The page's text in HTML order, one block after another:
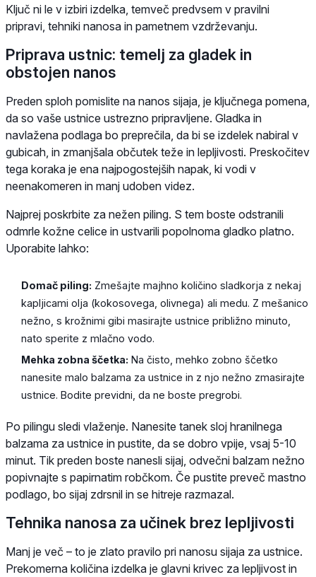
Ključ ni le v izbiri izdelka, temveč predvsem v pravilni
pripravi, tehniki nanosa in pametnem vzdrževanju.
Priprava ustnic: temelj za gladek in
obstojen nanos
Preden sploh pomislite na nanos sijaja, je ključnega pomena,
da so vaše ustnice ustrezno pripravljene. Gladka in
navlažena podlaga bo preprečila, da bi se izdelek nabiral v
gubicah, in zmanjšala občutek teže in lepljivosti. Preskočitev
tega koraka je ena najpogostejših napak, ki vodi v
neenakomeren in manj udoben videz.
Najprej poskrbite za nežen piling. S tem boste odstranili
odmrle kožne celice in ustvarili popolnoma gladko platno.
Uporabite lahko:
Domač piling: Zmešajte majhno količino sladkorja z nekaj
kapljicami olja (kokosovega, olivnega) ali medu. Z mešanico
nežno, s krožnimi gibi masirajte ustnice približno minuto,
nato sperite z mlačno vodo.
Mehka zobna ščetka: Na čisto, mehko zobno ščetko
nanesite malo balzama za ustnice in z njo nežno zmasirajte
ustnice. Bodite previdni, da ne boste pregrobi.
Po pilingu sledi vlaženje. Nanesite tanek sloj hranilnega
balzama za ustnice in pustite, da se dobro vpije, vsaj 5-10
minut. Tik preden boste nanesli sijaj, odvečni balzam nežno
popivnajte s papirnatim robčkom. Če pustite preveč mastno
podlago, bo sijaj zdrsnil in se hitreje razmazal.
Tehnika nanosa za učinek brez lepljivosti
Manj je več – to je zlato pravilo pri nanosu sijaja za ustnice.
Prekomerna količina izdelka je glavni krivec za lepljivost in